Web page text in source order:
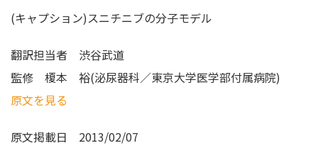
(キャプション)スニチニブの分子モデル
翻訳担当者 渋谷武道
監修 榎本 裕(泌尿器科／東京大学医学部付属病院)
原文を見る
原文掲載日 2013/02/07